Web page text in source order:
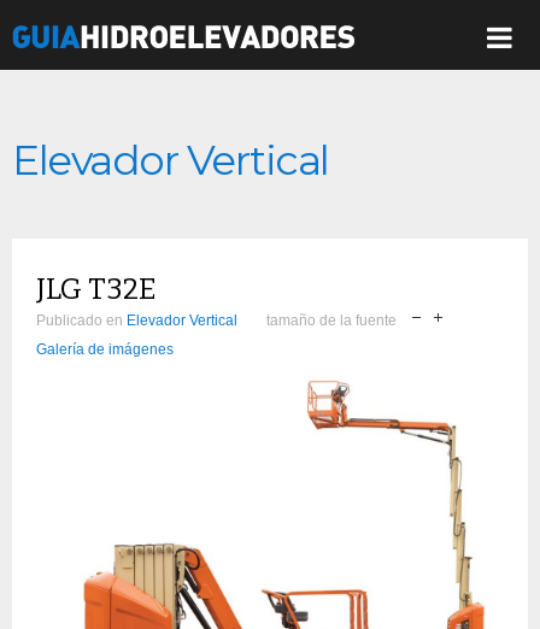
Elevador Vertical
JLG T32E
Publicado en Elevador Vertical
tamaño de la fuente
Galería de imágenes